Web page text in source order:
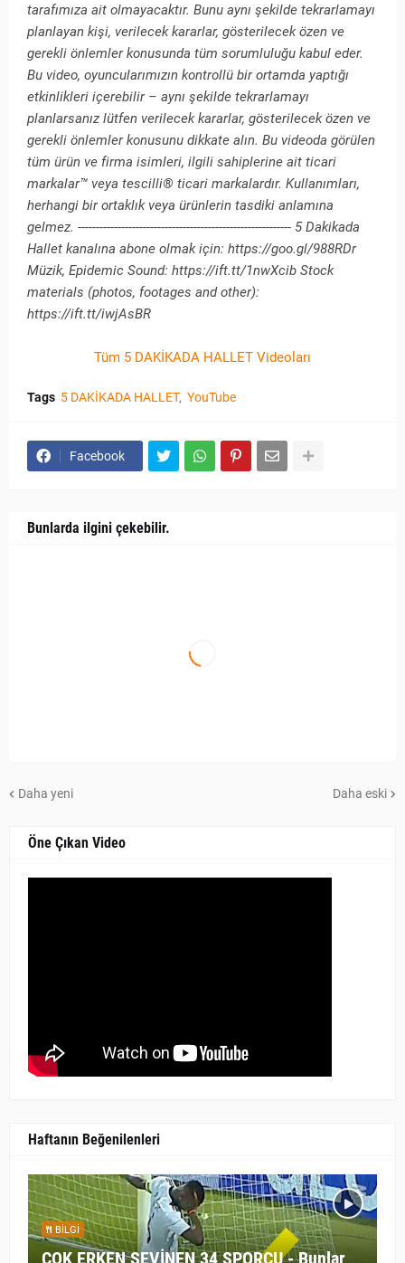
tarafımıza ait olmayacaktır. Bunu aynı şekilde tekrarlamayı
planlayan kişi, verilecek kararlar, gösterilecek özen ve
gerekli önlemler konusunda tüm sorumluluğu kabul eder.
Bu video, oyuncularımızın kontrollü bir ortamda yaptığı
etkinlikleri içerebilir – aynı şekilde tekrarlamayı
planlarsanız lütfen verilecek kararlar, gösterilecek özen ve
gerekli önlemler konusunu dikkate alın. Bu videoda görülen
tüm ürün ve firma isimleri, ilgili sahiplerine ait ticari
markalar™ veya tescilli® ticari markalardır. Kullanımları,
herhangi bir ortaklık veya ürünlerin tasdiki anlamına
gelmez. ----------------------------------------------------------- 5 Dakikada
Hallet kanalına abone olmak için: https://goo.gl/988RDr
Müzik, Epidemic Sound: https://ift.tt/1nwXcib Stock
materials (photos, footages and other):
https://ift.tt/iwjAsBR
Tüm 5 DAKİKADA HALLET Videoları
Tags 5 DAKİKADA HALLET YouTube
Facebook
Bunlarda ilgini çekebilir.
Daha yeni Daha eski
Öne Çıkan Video
Haftanın Beğenilenleri
BILGI